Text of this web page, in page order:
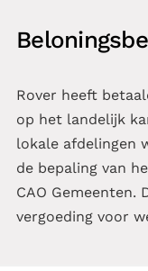
Rover heeft
op het landelijk
lokale afdelingen
de bepaling van
CAO Gemeenten.
vergoeding voor